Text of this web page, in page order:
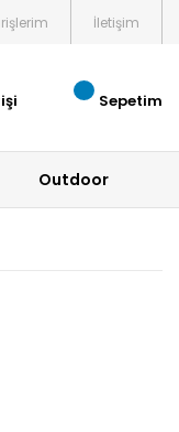
İletişim
Sepetim
Outdoor